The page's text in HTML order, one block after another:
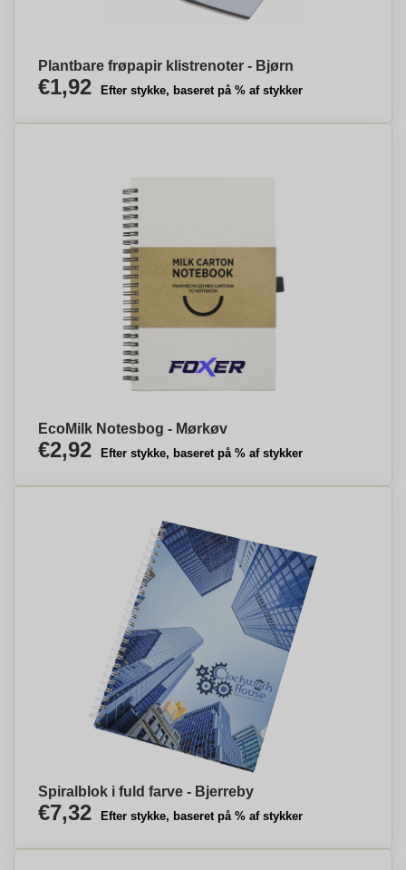
Plantbare frøpapir klistrenoter - Bjørn
€1,92 Efter stykke, baseret på % af stykker
EcoMilk Notesbog - Mørkøv
€2,92 Efter stykke, baseret på % af stykker
Spiralblok i fuld farve - Bjerreby
€7,32 Efter stykke, baseret på % af stykker